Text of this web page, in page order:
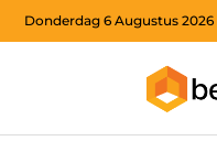
Donderdag 6 Augustus 2026